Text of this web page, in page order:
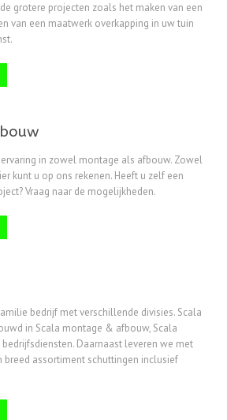
grotere projecten zoals het maken van een
van een maatwerk overkapping in uw tuin
in zowel montage als afbouw. Zowel
kunt u op ons rekenen. Heeft u zelf een
Vraag naar de mogelijkheden.
bedrijf met verschillende divisies. Scala
in Scala montage & afbouw, Scala
Daarnaast leveren we met
breed assortiment schuttingen inclusief